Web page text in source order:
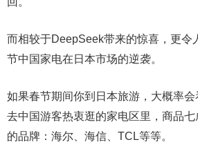
而相较于DeepSeek带来的惊喜，更令
节中国家电在日本市场的逆袭。
如果春节期间你到日本旅游，大概率
去中国游客热衷逛的家电区里，商品
的品牌：海尔、海信、TCL等等。